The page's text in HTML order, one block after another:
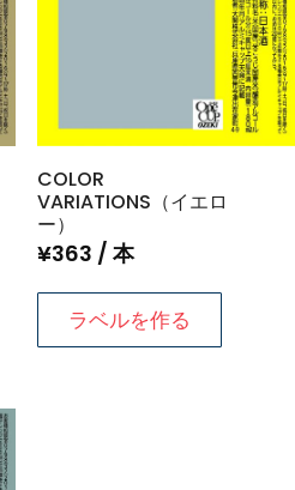
COLOR
VARIATIONS（イエロ
ー）
¥363 / 本
ラベルを作る